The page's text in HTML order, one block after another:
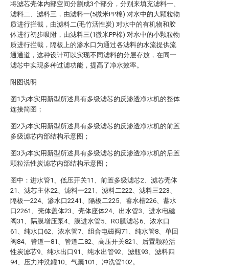
将滤芯壳体内部空间分割成3个部分，分别来填充滤料一、
滤料二、滤料三，由滤料一(5微米PP棉) 对水中的大颗粒物
质进行拦截，由滤料二(毛竹活性炭) 对水中的有机物和胶
体进行初步吸附，由滤料三(1微米PP棉) 对水中的小颗粒物
质进行拦截，隔板上的渗水口为通过各滤料的水流提供流
通通道，这种设计可以实现不同滤料的分层存放，在同一
滤芯中实现多种过滤功能，提高了净水效率。
附图说明
图1为本实用新型所述具有多级滤芯的反渗透净水机的整体
连接简图；
图2为本实用新型所述具有多级滤芯的反渗透净水机的前置
多级滤芯内部结构示意图；
图3为本实用新型所述具有多级滤芯的反渗透净水机的后置
颗粒活性炭滤芯内部结构示意图；
图中：进水管1、低压开关11、前置多级滤芯2、滤芯壳体
21、滤芯主体22、滤料一221、滤料二222、滤料三223、
隔板一224、渗水口2241、隔板二225、蓄水槽226、蓄水
口2261、壳体盖体23、壳体座体24、出水管3、进水电磁
阀31、隔膜增压泵4、膜进水管5、RO膜滤芯6、浓水口
61、纯水口62、浓水管7、组合电磁阀71、纯水管8、单回
阀84、管道一81、管道二82、高压开关821、后置颗粒活
性炭滤芯9、纯水出口91、纯水出管92、滤瓶93、滤料四
94、压力冲洗罐10、气囊101、冲洗管102。